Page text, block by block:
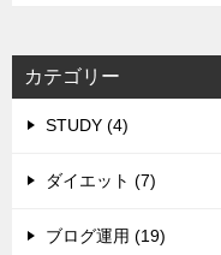
カテゴリー
STUDY (4)
ダイエット (7)
ブログ運用 (19)